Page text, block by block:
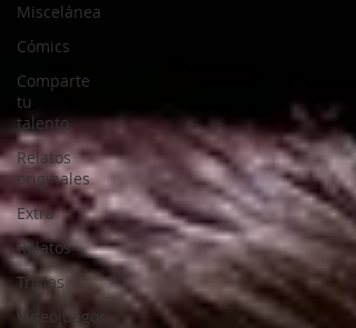
Miscelánea
Cómics
Comparte
tu
talento
Relatos
originales
Extra
Relatos
Trivias
Videojuegos